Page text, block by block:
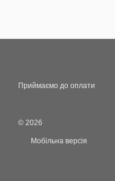
Приймаємо до оплати
© 2026
Мобільна версія